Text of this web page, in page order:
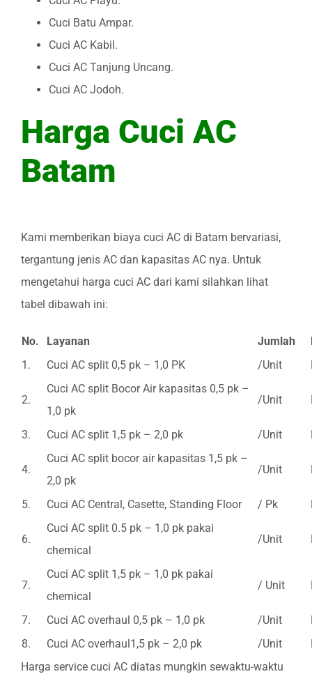
Cuci Batu Ampar.
Cuci AC Kabil.
Cuci AC Tanjung Uncang.
Cuci AC Jodoh.
Harga Cuci AC
Batam
Kami memberikan biaya cuci AC di Batam bervariasi,
tergantung jenis AC dan kapasitas AC nya. Untuk
mengetahui harga cuci AC dari kami silahkan lihat
tabel dibawah ini:
No. Layanan Jumlah
1.
Cuci AC split 0,5 pk – 1,0 PK /Unit
2.
Cuci AC split Bocor Air kapasitas 0,5 pk –
1,0 pk
/Unit
3. Cuci AC split 1,5 pk – 2,0 pk /Unit
4.
Cuci AC split bocor air kapasitas 1,5 pk –
2,0 pk
/Unit
5. Cuci AC Central, Casette, Standing Floor / Pk
6.
Cuci AC split 0.5 pk – 1,0 pk pakai
chemical
/Unit
7.
Cuci AC split 1,5 pk – 1,0 pk pakai
chemical
/ Unit
7. Cuci AC overhaul 0,5 pk – 1,0 pk /Unit
8.
Cuci AC overhaul1,5 pk – 2,0 pk /Unit
Harga service cuci AC diatas mungkin sewaktu-waktu